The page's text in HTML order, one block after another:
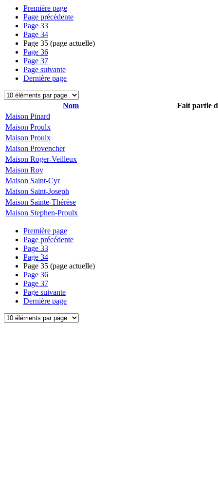
Première page
Page précédente
Page 33
Page 34
Page 35 (page actuelle)
Page 36
Page 37
Page suivante
Dernière page
Nom
Fait partie
Maison Pinard
Maison Proulx
Maison Proulx
Maison Provencher
Maison Roger-Veilleux
Maison Roy
Maison Saint-Cyr
Maison Saint-Joseph
Maison Sainte-Thérèse
Maison Stephen-Proulx
Première page
Page précédente
Page 33
Page 34
Page 35 (page actuelle)
Page 36
Page 37
Page suivante
Dernière page